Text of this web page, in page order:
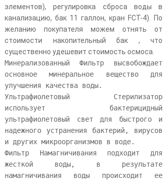
элементов), регулировка сброса воды в
канализацию, бак 11 галлон, кран FCT-4). По
желанию покупателя можем отнять от
стоимости накопительный бак , что
существенно удешевит стоимость осмоса.
Минерализованный Фильтр высвобождает
основное минеральное вещество для
улучшения качества воды.
Ультрафиолетовый Стерилизатор
использует бактерицидный
ультрафиолетовый свет для быстрого и
надежного устранения бактерий, вирусов
и других микроорганизмов в воде.
Фильтр Намагничивания подходит для
жесткой воды, в результате
намагничивания воды происходит ее